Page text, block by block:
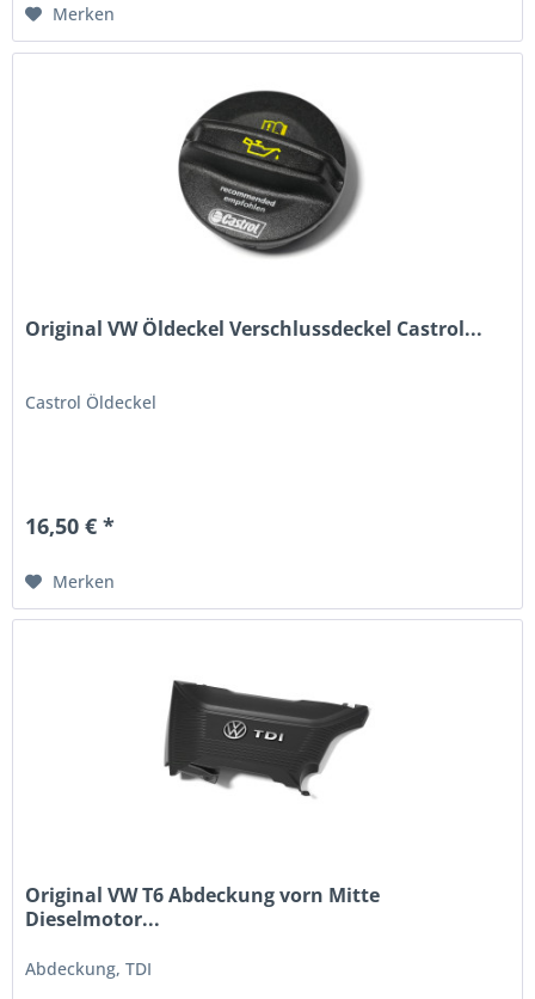
Merken
Original VW Öldeckel Verschlussdeckel Castrol...
Castrol Öldeckel
16,50 € *
Merken
Original VW T6 Abdeckung vorn Mitte
Dieselmotor...
Abdeckung, TDI